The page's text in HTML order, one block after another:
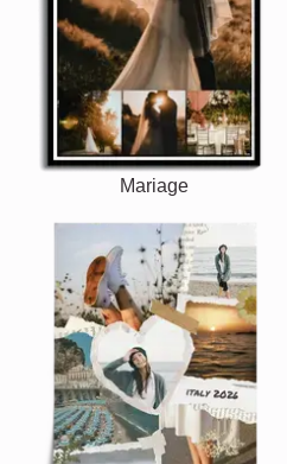
Mariage